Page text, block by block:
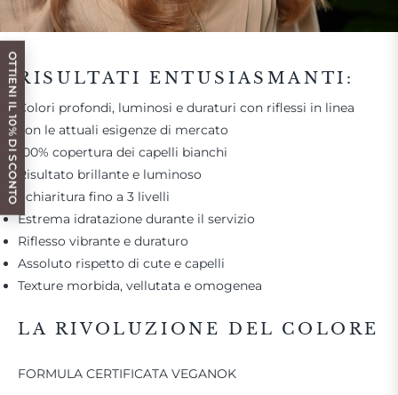
RISULTATI ENTUSIASMANTI:
Colori profondi, luminosi e duraturi con riflessi in linea
con le attuali esigenze di mercato
100% copertura dei capelli bianchi
Risultato brillante e luminoso
Schiaritura fino a 3 livelli
Estrema idratazione durante il servizio
Riflesso vibrante e duraturo
Assoluto rispetto di cute e capelli
Texture morbida, vellutata e omogenea
LA RIVOLUZIONE DEL COLORE
FORMULA CERTIFICATA VEGANOK
OTTIENI IL 10% DI SCONTO